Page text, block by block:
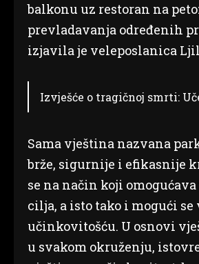
balkonu uz restoran na
prevladavanja određenih
izjavila je veleposlanica
Izvješće o tragičnoj smrti:
Sama vještina nazvana
brže, sigurnije i efikasnije
se na način koji
cilja, a isto tako i mogući
učinkovitošću. U osnovi
u svakom okruženju,